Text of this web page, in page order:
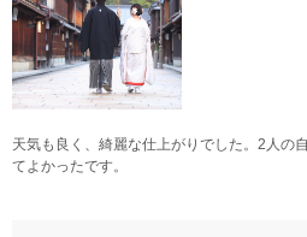
天気も良く、綺麗な仕上がりでした。2人の
てよかったです。